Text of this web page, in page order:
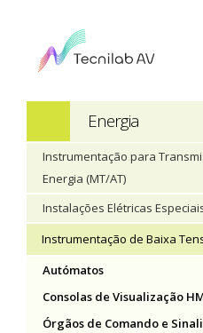
Energia
Instrumentação para
Energia (MT/AT)
Instalações Elétricas
Instrumentação de Baixa
Autómatos
Consolas de Visualização
Órgãos de Comando e